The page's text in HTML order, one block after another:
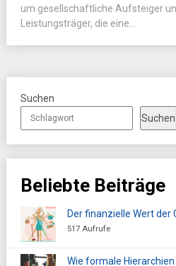
um gesellschaftliche Aufsteiger
Leistungsträger, die eine...
Suchen
Suchen
Beliebte Beiträge
Der finanzielle Wert
517 Aufrufe
Wie formale